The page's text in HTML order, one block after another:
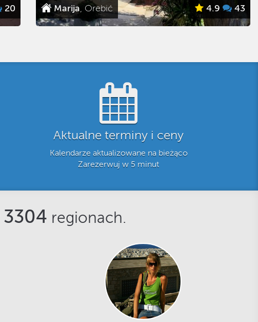
2 Lazurowa, Orebić 5 1
Aktualne terminy i ceny
Kalendarze aktualizowane na bieżąco
Zarezerwuj w 5 minut
3304 regionach.